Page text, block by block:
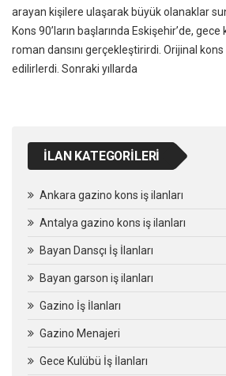
arayan kişilere ulaşarak büyük olanaklar
Kons 90’ların başlarında Eskişehir’de,
roman dansını gerçekleştirirdi. Orijinal kons
edilirlerdi. Sonraki yıllarda
İLAN KATEGORILERI
Ankara gazino kons iş ilanları
Antalya gazino kons iş ilanları
Bayan Dansçı İş İlanları
Bayan garson iş ilanları
Gazino İş İlanları
Gazino Menajeri
Gece Kulübü İş İlanları